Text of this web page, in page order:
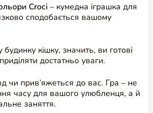
Croci – кумедна іграшка для
сподобається вашому
кішку, значить, ви готові
достатньо уваги.
чи прив’яжеться до вас. Гра – не
часу для вашого улюбленця, а й
заняття.